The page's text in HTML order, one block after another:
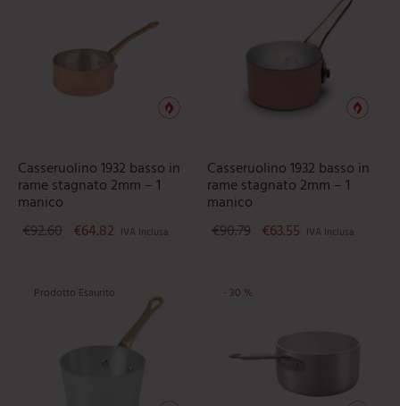
Casseruolino 1932 basso in
rame stagnato 2mm – 1
manico
€92.60 Il prezzo originale era: €92.60.
€64.82 Il prezzo attuale è: €64.82.
IVA Inclusa
Casseruolino 1932 basso in
rame stagnato 2mm – 1
manico
€90.79 Il prezzo originale era:
€63.55 Il prezzo
IVA Inclusa
Prodotto Esaurito - 30 %